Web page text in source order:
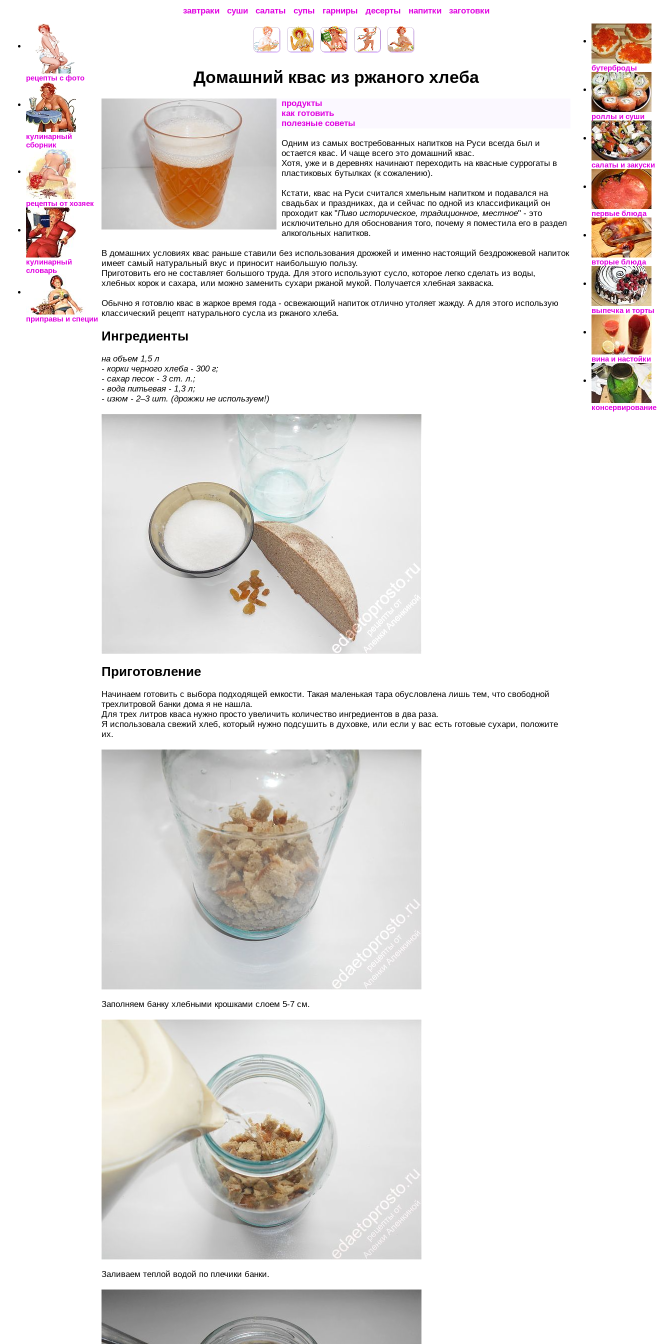
рецепты с фото
кулинарный
сборник
рецепты от хозяек
кулинарный
словарь
приправы и специи
завтраки суши салаты супы гарниры десерты напитки заготовки
Домашний квас из ржаного хлеба
продукты
как готовить
полезные советы
Одним из самых востребованных напитков на Руси всегда был и
остается квас. И чаще всего это домашний квас.
Хотя, уже и в деревнях начинают переходить на квасные суррогаты в
пластиковых бутылках (к сожалению).
Кстати, квас на Руси считался хмельным напитком и подавался на
свадьбах и праздниках, да и сейчас по одной из классификаций он
проходит как "Пиво историческое, традиционное, местное" - это
исключительно для обоснования того, почему я поместила его в раздел
алкогольных напитков.
В домашних условиях квас раньше ставили без использования дрожжей и именно настоящий бездрожжевой напиток
имеет самый натуральный вкус и приносит наибольшую пользу.
Приготовить его не составляет большого труда. Для этого используют сусло, которое легко сделать из воды,
хлебных корок и сахара, или можно заменить сухари ржаной мукой. Получается хлебная закваска.
Обычно я готовлю квас в жаркое время года - освежающий напиток отлично утоляет жажду. А для этого использую
классический рецепт натурального сусла из ржаного хлеба.
Ингредиенты
на объем 1,5 л
- корки черного хлеба - 300 г;
- сахар песок - 3 ст. л.;
- вода питьевая - 1,3 л;
- изюм - 2–3 шт. (дрожжи не используем!)
Приготовление
Начинаем готовить с выбора подходящей емкости. Такая маленькая тара обусловлена лишь тем, что свободной
трехлитровой банки дома я не нашла.
Для трех литров кваса нужно просто увеличить количество ингредиентов в два раза.
Я использовала свежий хлеб, который нужно подсушить в духовке, или если у вас есть готовые сухари, положите
их.
Заполняем банку хлебными крошками слоем 5-7 см.
Заливаем теплой водой по плечики банки.
бутерброды
роллы и суши
салаты и закуски
первые блюда
вторые блюда
выпечка и торты
вина и настойки
консервирование